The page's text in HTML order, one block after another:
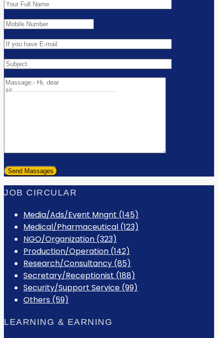
JOB CIRCULAR
Media/Ads/Event Mngnt (145)
Medical/Pharmaceutical (123)
NGO/Organization (323)
Production/Operation (142)
Research/Consultancy (85)
Secretary/Receptionist (188)
Security/Support Service (99)
Others (59)
LEARNING & EARNING